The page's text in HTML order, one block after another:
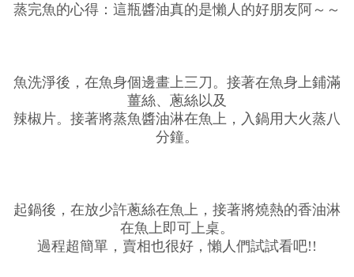
蒸完魚的心得：這瓶醬油真的是懶人的好朋友阿～～
魚洗淨後，在魚身個邊畫上三刀。接著在魚身上鋪滿
薑絲、蔥絲以及
辣椒片。接著將蒸魚醬油淋在魚上，入鍋用大火蒸八
分鐘。
起鍋後，在放少許蔥絲在魚上，接著將燒熱的香油淋
在魚上即可上桌。
過程超簡單，賣相也很好，懶人們試試看吧!!